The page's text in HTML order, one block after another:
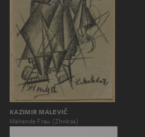
KAZIMIR MALEVIČ
Mähende Frau (Zhnitsa)